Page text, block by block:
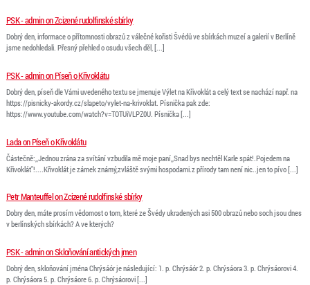
PSK - admin on Zcizené rudolfinské sbírky
Dobrý den, informace o přítomnosti obrazů z válečné kořisti Švédů ve sbírkách muzeí a galerií v Berlíně
jsme nedohledali. Přesný přehled o osudu všech děl, [...]
PSK - admin on Píseň o Křivoklátu
Dobrý den, píseň dle Vámi uvedeného textu se jmenuje Výlet na Křivoklát a celý text se nachází např. na
https://pisnicky-akordy.cz/slapeto/vylet-na-krivoklat. Písnička pak zde:
https://www.youtube.com/watch?v=TOTUiVLPZ0U. Písnička [...]
Lada on Píseň o Křivoklátu
Částečně:,,Jednou zrána za svítání vzbudila mě moje paní,,Snad bys nechtěl Karle spát!.Pojedem na
Křivoklát"!....Křivoklát je zámek známý,zvláště svými hospodami.z přírody tam není nic..jen to pívo [...]
Petr Manteuffel on Zcizené rudolfinské sbírky
Dobry den, máte prosím vědomost o tom, které ze Švédy ukradených asi 500 obrazů nebo soch jsou dnes
v berlínských sbírkách? A ve kterých?
PSK - admin on Skloňování antických jmen
Dobrý den, skloňování jména Chrýsáór je následující: 1. p. Chrýsáór 2. p. Chrýsáora 3. p. Chrýsáorovi 4.
p. Chrýsáora 5. p. Chrýsáore 6. p. Chrýsáorovi [...]